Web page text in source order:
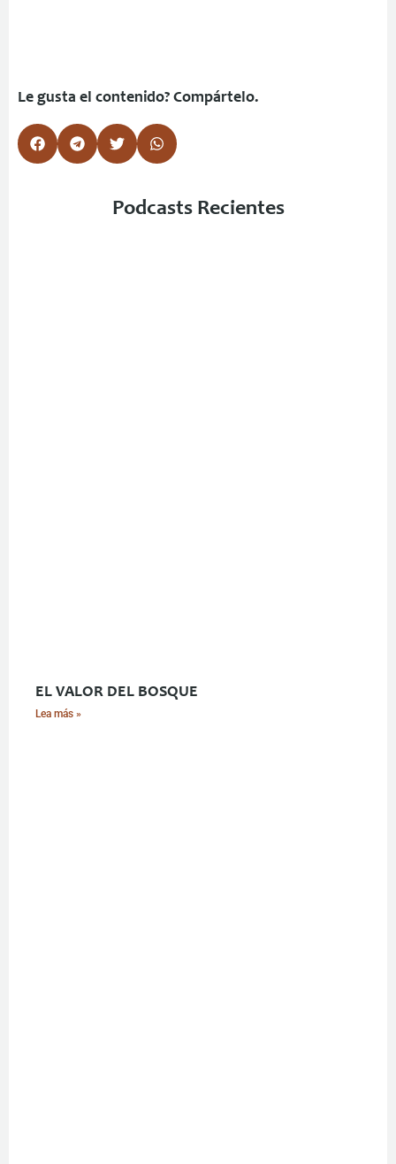
Le gusta el contenido? Compártelo.
Podcasts Recientes
EL VALOR DEL BOSQUE
Lea más »